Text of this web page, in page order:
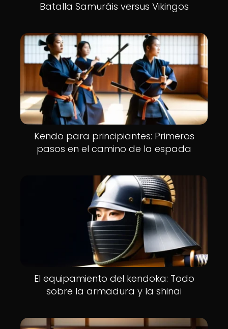
Batalla Samuráis versus Vikingos
Kendo para principiantes: Primeros
pasos en el camino de la espada
El equipamiento del kendoka: Todo
sobre la armadura y la shinai